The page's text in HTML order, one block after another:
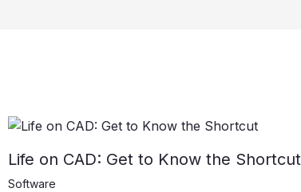
Life on CAD: Get to Know the Shortcut
Software